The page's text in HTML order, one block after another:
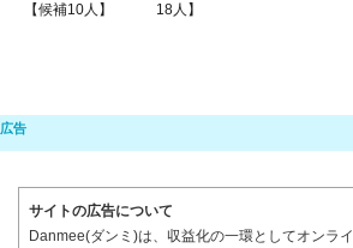
【候補10人】
18人】
サイトの広告について
Danmee(ダンミ)は、収益化の一環としてオンラ